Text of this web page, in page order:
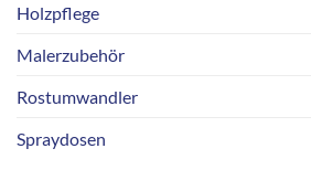
Holzpflege
Malerzubehör
Rostumwandler
Spraydosen